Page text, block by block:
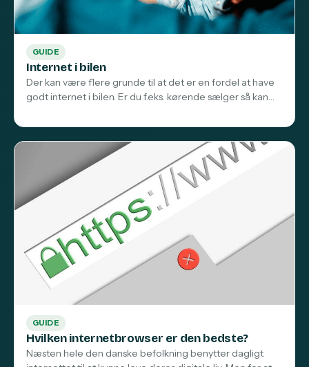
GUIDE
Internet i bilen
Der kan være flere grunde til at det er en fordel at have
godt internet i bilen. Er du f.eks. kørende sælger så kan…
GUIDE
Hvilken internetbrowser er den bedste?
Næsten hele den danske befolkning benytter dagligt